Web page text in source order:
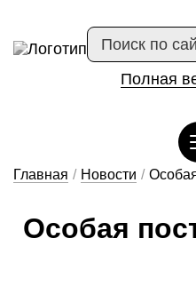
Полная
Главная / Новости /
О­со­бая